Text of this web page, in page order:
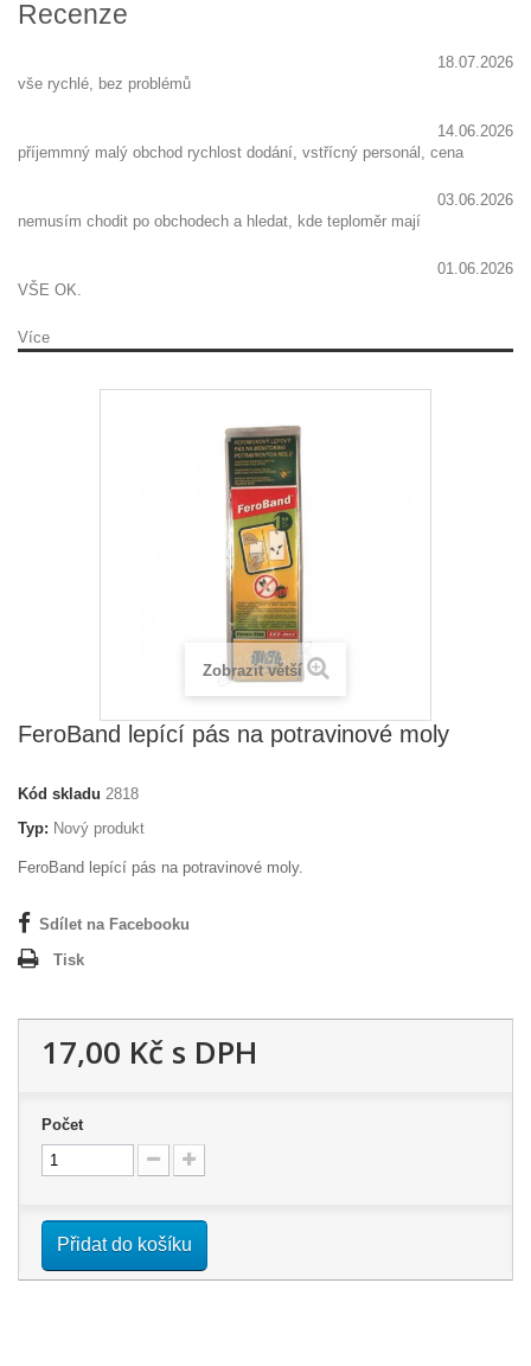
Recenze
18.07.2026
vše rychlé, bez problémů
14.06.2026
příjemmný malý obchod rychlost dodání, vstřícný personál, cena
03.06.2026
nemusím chodit po obchodech a hledat, kde teploměr mají
01.06.2026
VŠE OK.
Více
Zobrazit větší
FeroBand lepící pás na potravinové moly
Kód skladu 2818
Typ: Nový produkt
FeroBand lepící pás na potravinové moly.
Sdílet na Facebooku
Tisk
17,00 Kč s DPH
Počet
Přidat do košíku